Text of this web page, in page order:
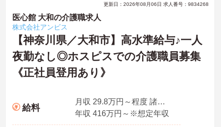
更新日：2026年08月06日 求人番号：9834268
医心館 大和の介護職求人
株式会社アンビス
【神奈川県／大和市】高水準給与♪一人
夜勤なし◎ホスピスでの介護職員募集
《正社員登用あり》
給料
月収 29.8万円～程度 諸手当込・夜勤4回/月想定
年収 416万円～※想定年収